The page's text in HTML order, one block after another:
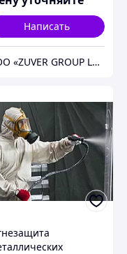
Написать
ТОО «ZUVER GROUP LTD»